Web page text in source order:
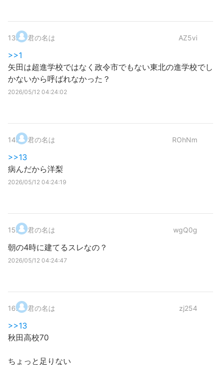
13. 君の名は AZ5vi
>>1
矢田は超進学校ではなく政令市でもない東北の進学校でし
かないから呼ばれなかった？
2026/05/12 04:24:02
14. 君の名は ROhNm
>>13
病んだから洋梨
2026/05/12 04:24:19
15. 君の名は wgQ0g
朝の4時に建てるスレなの？
2026/05/12 04:24:47
16. 君の名は zj254
>>13
秋田高校70
ちょっと足りない